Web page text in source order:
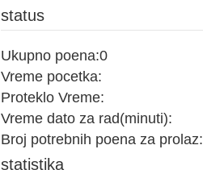
status
Ukupno poena:0
Vreme pocetka:
Proteklo Vreme:
Vreme dato za rad(minuti):
Broj potrebnih poena za prolaz:
statistika